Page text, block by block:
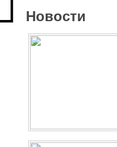
Новости